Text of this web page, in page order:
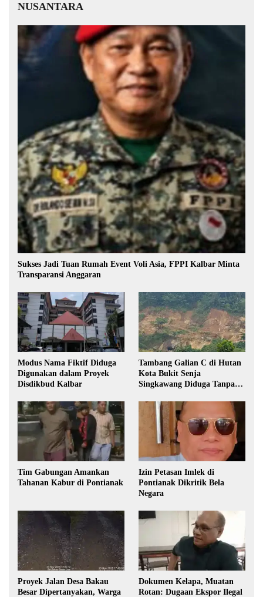
NUSANTARA
Sukses Jadi Tuan Rumah Event Voli Asia, FPPI Kalbar Minta
Transparansi Anggaran
Modus Nama Fiktif Diduga
Digunakan dalam Proyek
Disdikbud Kalbar
Tambang Galian C di Hutan
Kota Bukit Senja
Singkawang Diduga Tanpa
Tim Gabungan Amankan
Tahanan Kabur di Pontianak
Izin Petasan Imlek di
Pontianak Dikritik Bela
Negara
Proyek Jalan Desa Bakau
Besar Dipertanyakan, Warga
Dokumen Kelapa, Muatan
Rotan: Dugaan Ekspor Ilegal